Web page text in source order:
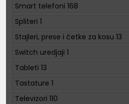
Smart telefoni 168
Spliteri 1
Stajleri, prese i četke za kosu 13
Switch uredjaji 1
Tableti 13
Tastature 1
Televizori 110